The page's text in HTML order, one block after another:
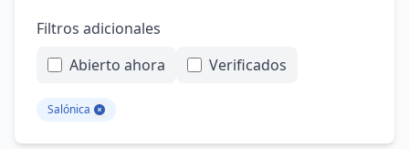
Filtros adicionales
Abierto ahora
Verificados
Salónica